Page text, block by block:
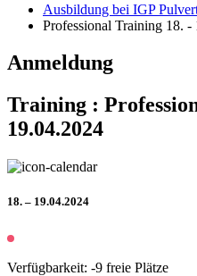
Ausbildung bei IGP
Professional Training 18. -
Anmeldung
Training :
19.04.2024
18. – 19.04.2024
Verfügbarkeit: -9 freie Plätze